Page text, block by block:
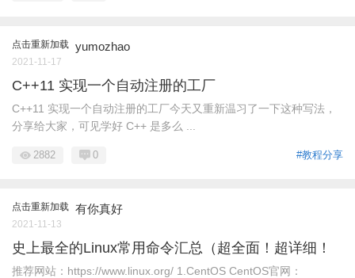
点击重新加载 yumozhao
2021-11-17
C++11 实现一个自动注册的工厂
C++11 实现一个自动注册的工厂今天又重新温习了一下这种写法，
分享给大家，可见学好 C++ 是多么 ...
#教程分享
2882 0
点击重新加载 有你真好
2021-11-13
史上最全的Linux常用命令汇总（超全面！超详细！
推荐网站：https://www.linux.org/ 1.CentOS CentOS官网：